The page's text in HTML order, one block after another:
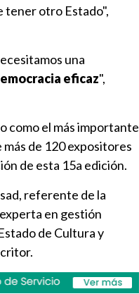
tener otro Estado",
una
eficaz",
como el más importante
de 120 expositores
de esta 15a edición.
referente de la
en gestión
de Cultura y